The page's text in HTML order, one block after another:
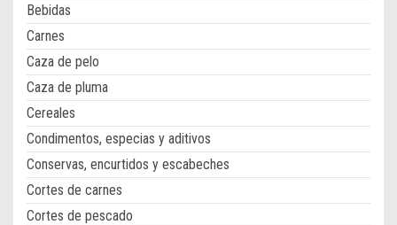
Bebidas
Carnes
Caza de pelo
Caza de pluma
Cereales
Condimentos, especias y aditivos
Conservas, encurtidos y escabeches
Cortes de carnes
Cortes de pescado